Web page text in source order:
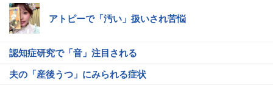
アトピーで「汚い」扱いされ苦悩
認知症研究で「音」注目される
夫の「産後うつ」にみられる症状